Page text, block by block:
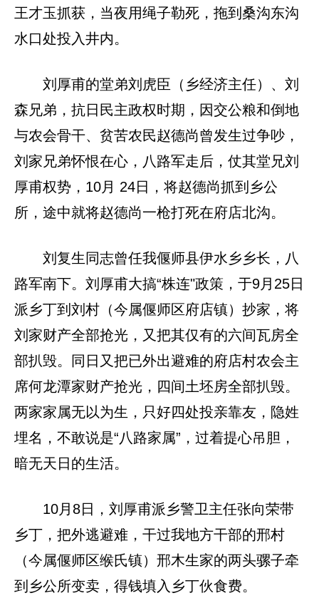
王才玉抓获，当夜用绳子勒死，拖到桑沟东沟
水口处投入井内。
刘厚甫的堂弟刘虎臣（乡经济主任）、刘
森兄弟，抗日民主政权时期，因交公粮和倒地
与农会骨干、贫苦农民赵德尚曾发生过争吵，
刘家兄弟怀恨在心，八路军走后，仗其堂兄刘
厚甫权势，10月 24日，将赵德尚抓到乡公
所，途中就将赵德尚一枪打死在府店北沟。
刘复生同志曾任我偃师县伊水乡乡长，八
路军南下。刘厚甫大搞“株连"政策，于9月25日
派乡丁到刘村（今属偃师区府店镇）抄家，将
刘家财产全部抢光，又把其仅有的六间瓦房全
部扒毁。同日又把已外出避难的府店村农会主
席何龙潭家财产抢光，四间土坯房全部扒毁。
两家家属无以为生，只好四处投亲靠友，隐姓
埋名，不敢说是“八路家属”，过着提心吊胆，
暗无天日的生活。
10月8日，刘厚甫派乡警卫主任张向荣带
乡丁，把外逃避难，干过我地方干部的邢村
（今属偃师区缑氏镇）邢木生家的两头骡子牵
到乡公所变卖，得钱填入乡丁伙食费。